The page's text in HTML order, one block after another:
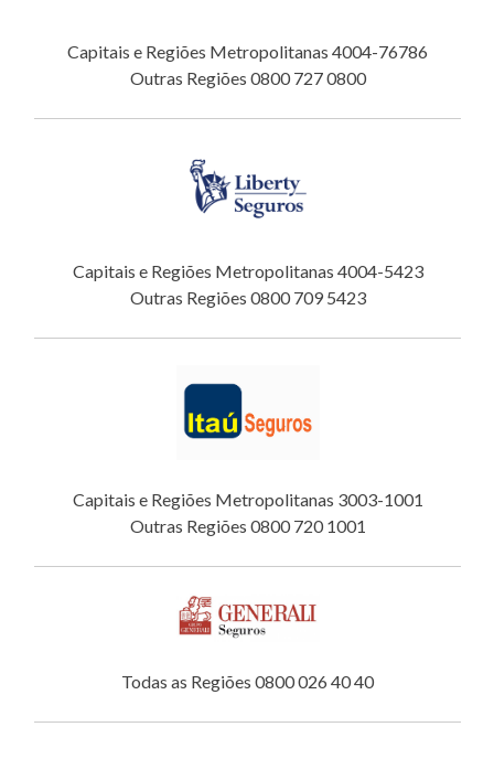
Capitais e Regiões Metropolitanas 4004-76786
Outras Regiões 0800 727 0800
Capitais e Regiões Metropolitanas 4004-5423
Outras Regiões 0800 709 5423
Capitais e Regiões Metropolitanas 3003-1001
Outras Regiões 0800 720 1001
Todas as Regiões 0800 026 40 40